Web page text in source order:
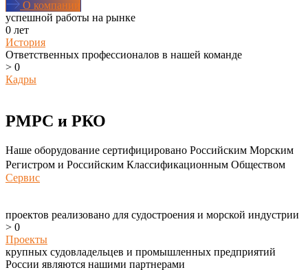
О компании
успешной работы на рынке
0 лет
История
Ответственных профессионалов в нашей команде
> 0
Кадры
РМРС и РКО
Наше оборудование сертифицировано Российским Морским
Регистром и Российским Классификационным Обществом
Сервис
проектов реализовано для судостроения и морской индустрии
> 0
Проекты
крупных судовладельцев и промышленных предприятий
России являются нашими партнерами